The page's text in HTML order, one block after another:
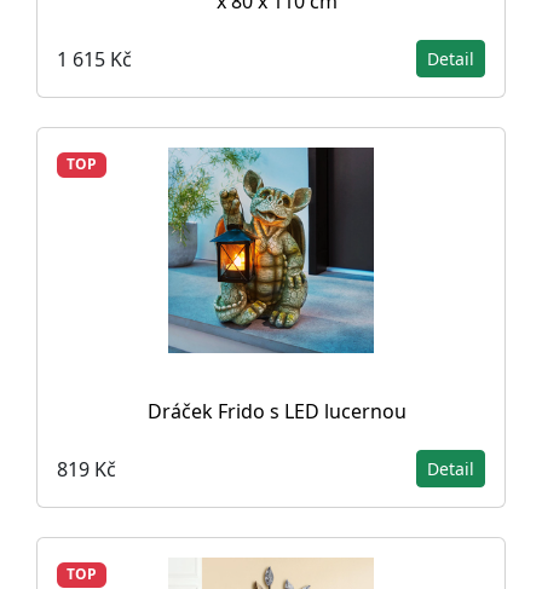
1 615 Kč Detail
TOP
Dráček Frido s LED lucernou
819 Kč Detail
TOP